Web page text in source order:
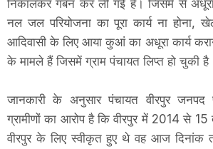
निकालकर गबन कर ली गई है। जिसमें से अधूरा
नल जल परियोजना का पूरा कार्य ना होना,
आदिवासी के लिए आया कुआं का अधूरा कार्य
के मामले हैं जिसमें ग्राम पंचायत लिप्त हो चुकी
जानकारी के अनुसार पंचायत वीरपुर जनपद
ग्रामीणों का आरोप है कि वीरपुर में 2014 से
वीरपुर के लिए स्वीकृत हुए थे वह आज